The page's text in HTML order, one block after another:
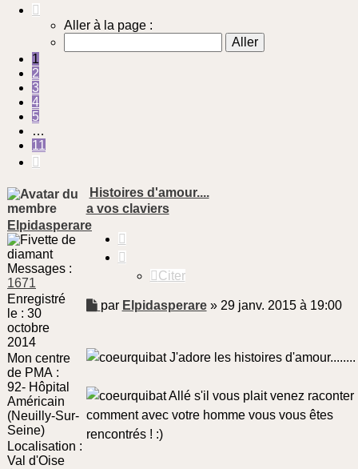
11
Aller à la page :
1
2
3
4
5
…
11
Elpidasperare
Messages :
1671
Enregistré
le : 30
octobre
2014
Mon centre
de PMA :
92- Hôpital
Américain
(Neuilly-Sur-
Seine)
Localisation :
Val d'Oise
Histoires d'amour....
a vos claviers
Citer
Message
par Elpidasperare» 29 janv. 2015 à 19:00
J'adore les histoires d'amour........
Allé s'il vous plait venez raconter
comment avec votre homme vous vous êtes
rencontrés ! :)